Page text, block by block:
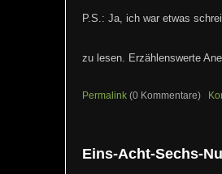
P.S.: Ja, ich war etwas
zu lesen. Erzählenswerte
Permalink (0 Kommentare)
Eins-Acht-Sechs-